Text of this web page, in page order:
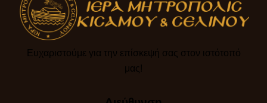
Ευχαριστούμε για την επίσκεψή σας στον ιστότοπό
μας!​